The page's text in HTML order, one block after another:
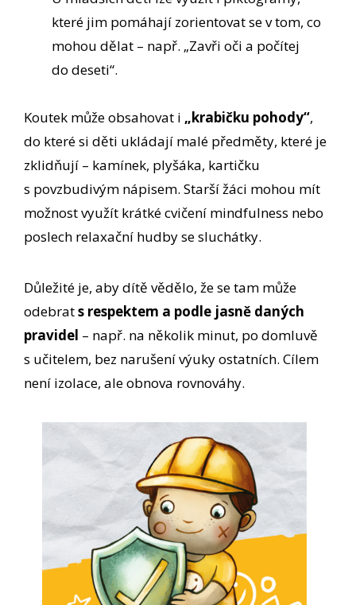
které jim pomáhají zorientovat se v tom, co
mohou dělat – např. „Zavři oči a počítej
do deseti“.
Koutek může obsahovat i „krabičku pohody“,
do které si děti ukládají malé předměty, které je
zklidňují – kamínek, plyšáka, kartičku
s povzbudivým nápisem. Starší žáci mohou mít
možnost využít krátké cvičení mindfulness nebo
poslech relaxační hudby se sluchátky.
Důležité je, aby dítě vědělo, že se tam může
odebrats respektem a podle jasně daných
pravidel – např. na několik minut, po domluvě
s učitelem, bez narušení výuky ostatních. Cílem
není izolace, ale obnova rovnováhy.